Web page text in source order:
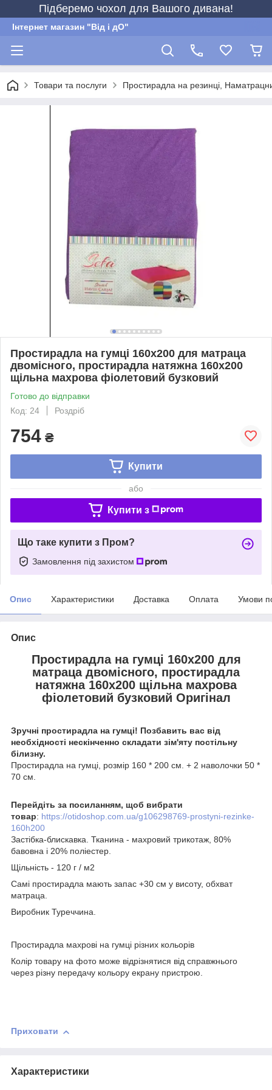
Підберемо чохол для Вашого дивана!
Інтернет магазин "Від і дО"
Товари та послуги Простирадла на резинці,
Простирадла на гумці 160х200 для матраца
двомісного, простирадла натяжна 160х200
щільна махрова фіолетовий бузковий
Готово до відправки
Код: 24
Роздріб
754 ₴
Купити
або
Купити з
Що таке купити з Пром?
Замовлення під захистом
Опис Характеристики Доставка Оплата Умови
Опис
Простирадла на гумці 160х200 для
матраца двомісного, простирадла
натяжна 160х200 щільна махрова
фіолетовий бузковий Оригінал
Зручні простирадла на гумці! Позбавить вас від
необхідності нескінченно складати зім'яту постільну
білизну.
Простирадла на гумці, розмір 160 * 200 см. + 2 наволочки 50 *
70 см.
Перейдіть за посиланням, щоб вибрати
товар: https://otidoshop.com.ua/g106298769-prostyni-rezinke-
160h200
Застібка-блискавка. Тканина - махровий трикотаж, 80%
бавовна і 20% поліестер.
Щільність - 120 г / м2
Самі простирадла мають запас +30 см у висоту, обхват
матраца.
Виробник Туреччина.
Простирадла махрові на гумці різних кольорів
Колір товару на фото може відрізнятися від справжнього
через різну передачу кольору екрану пристрою.
Приховати
Характеристики